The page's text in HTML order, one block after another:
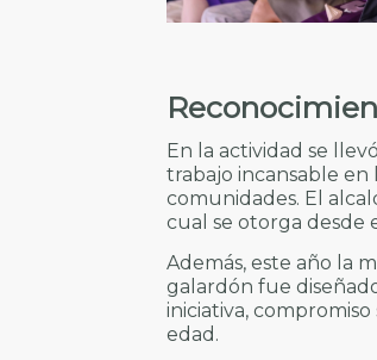
En la actividad se
trabajo incansable en
comunidades. El
cual se otorga desde
Además, este año la
galardón fue
iniciativa,
edad.